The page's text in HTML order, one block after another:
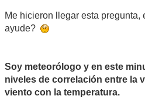
Me hicieron llegar esta
ayude?
Soy meteorólogo y en este
niveles de correlación entre la
viento con la temperatura.